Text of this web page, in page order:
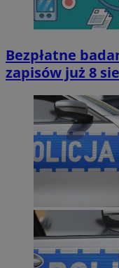
Bezpłatne
zapisów już 8